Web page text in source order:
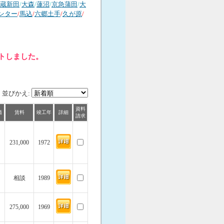
新田 /大森/蓮沼/京急蒲田 /大
ター/馬込/六郷土手/久が原/
ました。
並びかえ:
賃料 竣工年 詳細
資料
請求
231,000 1972
相談 1989
275,000 1969